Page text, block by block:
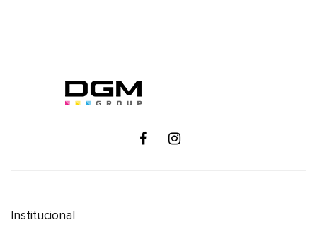
Institucional